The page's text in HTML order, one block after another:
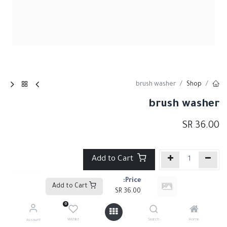
Price:
36.00
Home
Search
0
Wishlist
Account
Shop
brush washer
brush washer
36.00
Add to Cart
إضافة إلى قائمة الأمنيات